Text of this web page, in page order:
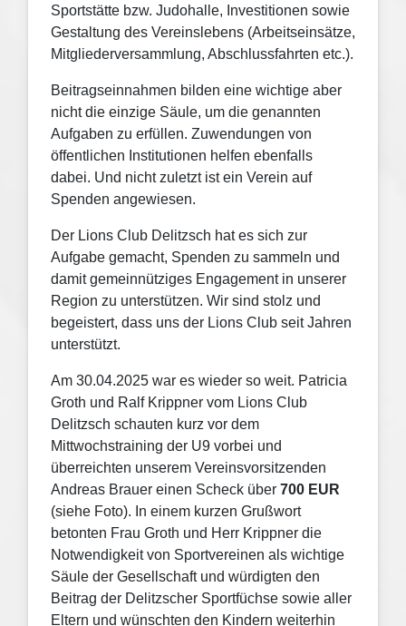
Sportstätte bzw. Judohalle, Investitionen sowie
Gestaltung des Vereinslebens (Arbeitseinsätze,
Mitgliederversammlung, Abschlussfahrten etc.).
Beitragseinnahmen bilden eine wichtige aber
nicht die einzige Säule, um die genannten
Aufgaben zu erfüllen. Zuwendungen von
öffentlichen Institutionen helfen ebenfalls
dabei. Und nicht zuletzt ist ein Verein auf
Spenden angewiesen.
Der Lions Club Delitzsch hat es sich zur
Aufgabe gemacht, Spenden zu sammeln und
damit gemeinnütziges Engagement in unserer
Region zu unterstützen. Wir sind stolz und
begeistert, dass uns der Lions Club seit Jahren
unterstützt.
Am 30.04.2025 war es wieder so weit. Patricia
Groth und Ralf Krippner vom Lions Club
Delitzsch schauten kurz vor dem
Mittwochstraining der U9 vorbei und
überreichten unserem Vereinsvorsitzenden
Andreas Brauer einen Scheck über 700 EUR
(siehe Foto). In einem kurzen Grußwort
betonten Frau Groth und Herr Krippner die
Notwendigkeit von Sportvereinen als wichtige
Säule der Gesellschaft und würdigten den
Beitrag der Delitzscher Sportfüchse sowie aller
Eltern und wünschten den Kindern weiterhin